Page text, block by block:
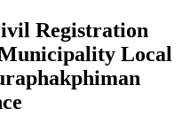
Registration
Local